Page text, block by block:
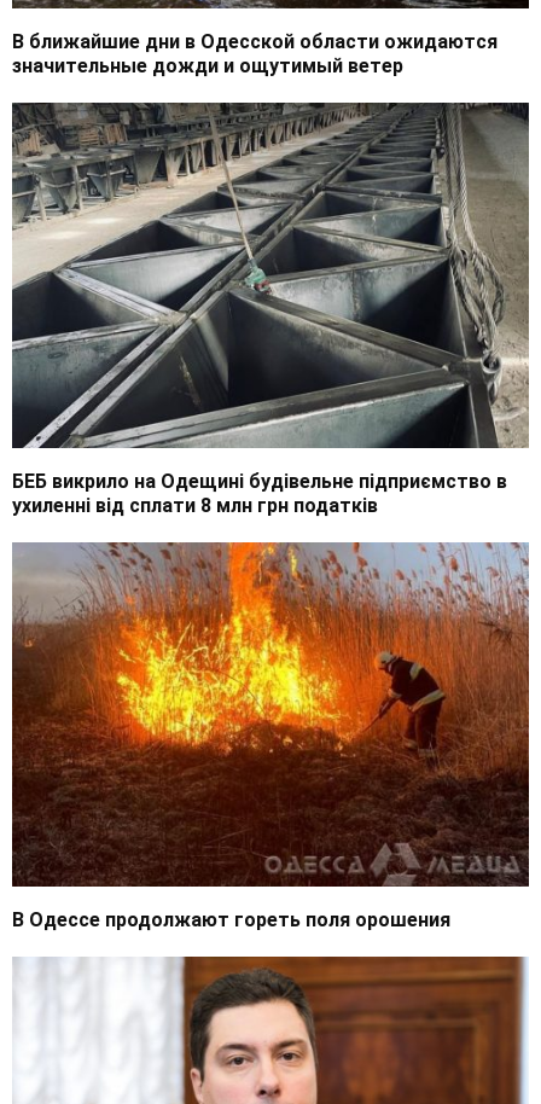
В ближайшие дни в Одесской области ожидаются
значительные дожди и ощутимый ветер
БЕБ викрило на Одещині будівельне підприємство в
ухиленні від сплати 8 млн грн податків
В Одессе продолжают гореть поля орошения